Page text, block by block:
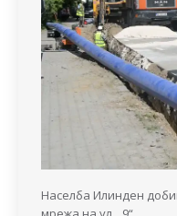
Населба Илинден